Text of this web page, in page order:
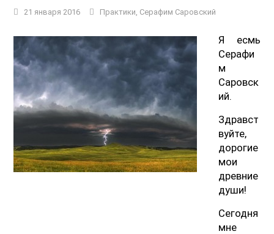
21 января 2016 Практики Серафим Саровский
Я есмь
Серафи
м
Саровск
ий.
Здравст
вуйте,
дорогие
мои
древние
души!
Сегодня
мне